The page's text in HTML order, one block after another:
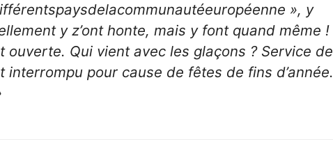
», y
y z’ont honte, mais y font quand même !
ouverte. Qui vient avec les glaçons ? Service de
interrompu pour cause de fêtes de fins d’année.